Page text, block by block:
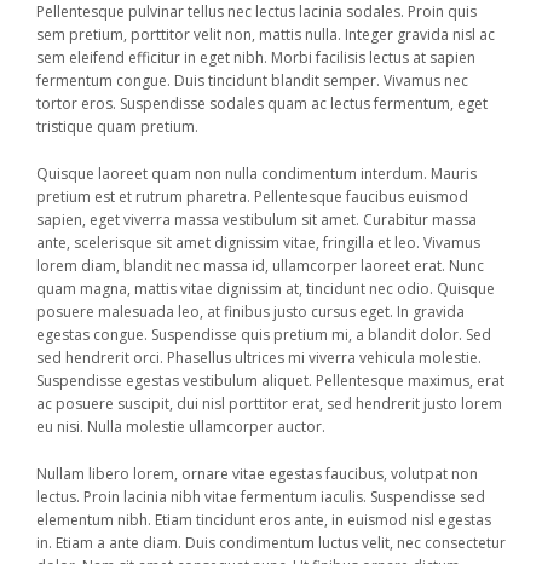
Pellentesque pulvinar tellus nec lectus lacinia sodales. Proin quis
sem pretium, porttitor velit non, mattis nulla. Integer gravida nisl ac
sem eleifend efficitur in eget nibh. Morbi facilisis lectus at sapien
fermentum congue. Duis tincidunt blandit semper. Vivamus nec
tortor eros. Suspendisse sodales quam ac lectus fermentum, eget
tristique quam pretium.
Quisque laoreet quam non nulla condimentum interdum. Mauris
pretium est et rutrum pharetra. Pellentesque faucibus euismod
sapien, eget viverra massa vestibulum sit amet. Curabitur massa
ante, scelerisque sit amet dignissim vitae, fringilla et leo. Vivamus
lorem diam, blandit nec massa id, ullamcorper laoreet erat. Nunc
quam magna, mattis vitae dignissim at, tincidunt nec odio. Quisque
posuere malesuada leo, at finibus justo cursus eget. In gravida
egestas congue. Suspendisse quis pretium mi, a blandit dolor. Sed
sed hendrerit orci. Phasellus ultrices mi viverra vehicula molestie.
Suspendisse egestas vestibulum aliquet. Pellentesque maximus, erat
ac posuere suscipit, dui nisl porttitor erat, sed hendrerit justo lorem
eu nisi. Nulla molestie ullamcorper auctor.
Nullam libero lorem, ornare vitae egestas faucibus, volutpat non
lectus. Proin lacinia nibh vitae fermentum iaculis. Suspendisse sed
elementum nibh. Etiam tincidunt eros ante, in euismod nisl egestas
in. Etiam a ante diam. Duis condimentum luctus velit, nec consectetur